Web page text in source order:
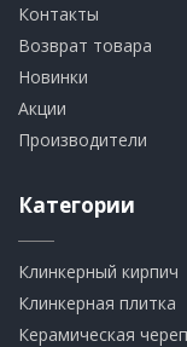
Контакты
Возврат товара
Новинки
Акции
Производители
Категории
Клинкерный кирпич​
​Клинкерная плитка
​Керамическая